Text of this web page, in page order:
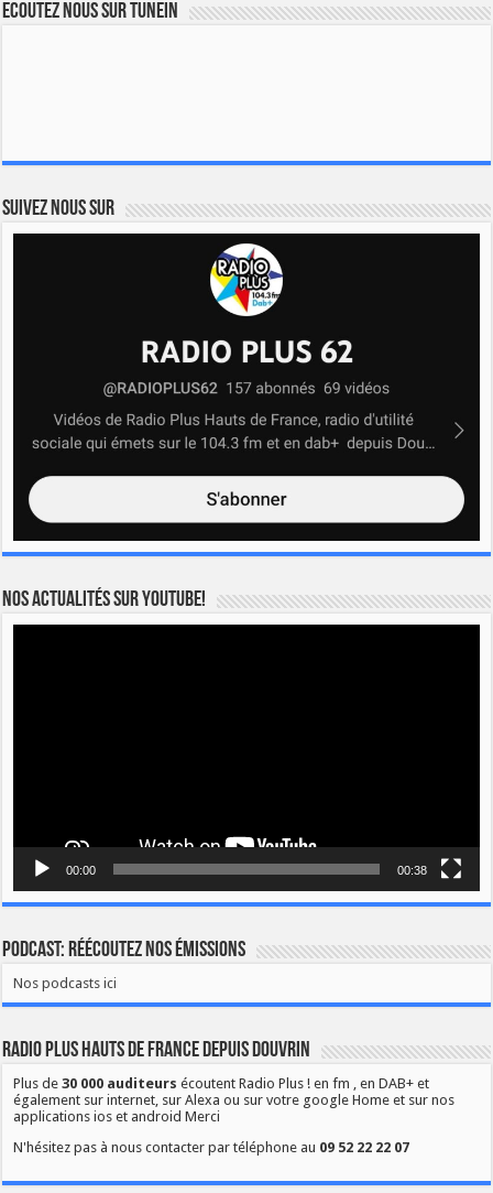
Ecoutez nous sur TuneIn
Suivez nous sur
Nos actualités sur YOUTUBE!
00:00 00:38
Podcast: Réécoutez nos émissions
Nos podcasts ici
Radio Plus Hauts de France depuis Douvrin
Plus de30 000 auditeurs écoutent Radio Plus ! en fm , en DAB+ et
également sur internet, sur Alexa ou sur votre google Home et sur nos
applications ios et android Merci
N'hésitez pas à nous contacter par téléphone au 09 52 22 22 07